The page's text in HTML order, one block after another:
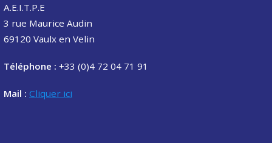
A.E.I.T.P.E
3 rue Maurice Audin
69120 Vaulx en Velin
Téléphone : +33 (0)4 72 04 71 91
Mail : Cliquer ici